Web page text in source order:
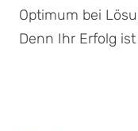
Optimum bei
Denn Ihr Erfolg